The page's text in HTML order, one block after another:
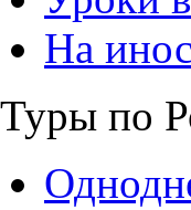
На
Туры по